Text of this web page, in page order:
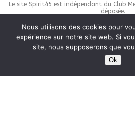
Le site Spirit45 est indépendant du Club
déposée.
This site is protected bywp-
Nous utilisons des cookies pour
expérience sur notre site web. Si
site, nous supposerons que
Ok